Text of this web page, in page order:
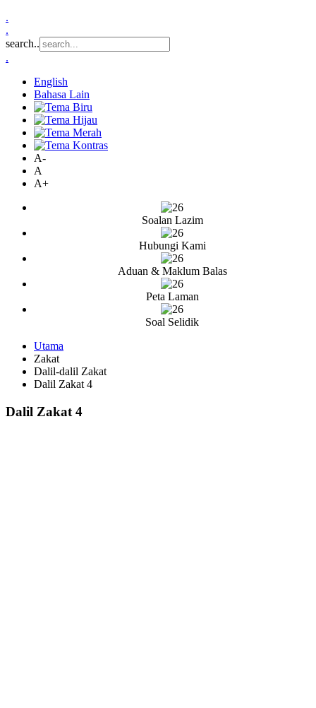
.
.
search..
.
English
Bahasa Lain
A-
A
A+
Soalan Lazim
Hubungi Kami
Aduan & Maklum Balas
Peta Laman
Soal Selidik
Utama
Zakat
Dalil-dalil Zakat
Dalil Zakat 4
Dalil Zakat 4